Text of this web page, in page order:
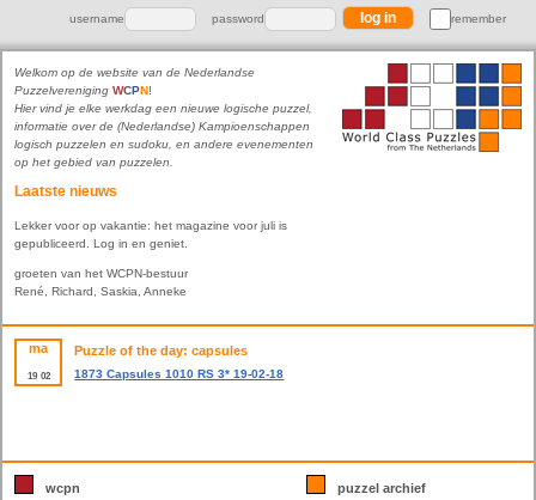
username password remember
Welkom op de website van de Nederlandse
Puzzelvereniging WCPN!
Hier vind je elke werkdag een nieuwe logische puzzel,
informatie over de (Nederlandse) Kampioenschappen
logisch puzzelen en sudoku, en andere evenementen
op het gebied van puzzelen.
Laatste nieuws
Lekker voor op vakantie: het magazine voor juli is
gepubliceerd. Log in en geniet.
groeten van het WCPN-bestuur
René, Richard, Saskia, Anneke
ma
19 02
Puzzle of the day: capsules
1873 Capsules 1010 RS 3* 19-02-18
wcpn puzzel archief